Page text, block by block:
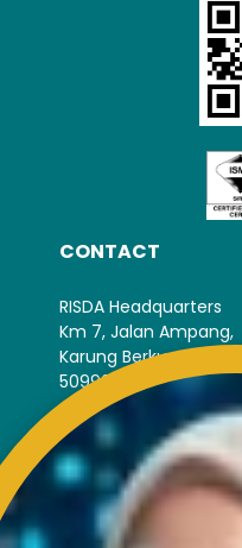
CONTACT
RISDA Headquarters
Km 7, Jalan Ampang,
Karung Berkunci 11067,
50990 Kuala Lumpur.
Tel : +603-4256 4022
Fax : +603- 4257 6726